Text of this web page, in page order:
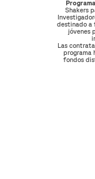
Shakers
destinado a
jóvenes
Las
programa
fondos